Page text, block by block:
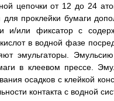
цепочки от 12 до 24
проклейки бумаги
и/или фиксатор с
в водной фазе
эмульгаторы.
в клеевом прессе.
осадков с клейкой
контакта с водной